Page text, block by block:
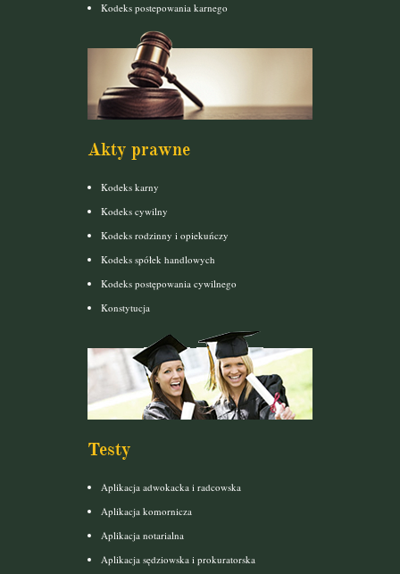
Kodeks postepowania karnego
Akty prawne
Kodeks karny
Kodeks cywilny
Kodeks rodzinny i opiekuńczy
Kodeks spółek handlowych
Kodeks postępowania cywilnego
Konstytucja
Testy
Aplikacja adwokacka i radcowska
Aplikacja komornicza
Aplikacja notarialna
Aplikacja sędziowska i prokuratorska